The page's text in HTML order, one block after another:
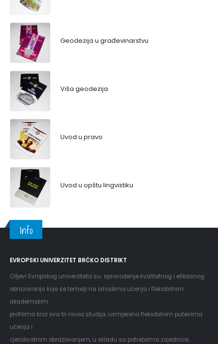
Geodezija u građevinarstvu
Viša geodezija
Uvod u pravo
Uvod u opštu lingvistiku
Info
EVROPSKI UNIVERZITET BRČKO DISTRIKT
Ciljevi Evropskog univerziteta su: sprovođenje kvalitetnog i efikasnog
obrazovanja koje se temelji na ishodima učenja i fleksibilnim
akademskim
profilima kroz sva tri nivoa studija, usmjereno fleksibilnim putevima
učenja i
cjeloživotnim obrazovanjem, u skladu sa potrebama zajednice,